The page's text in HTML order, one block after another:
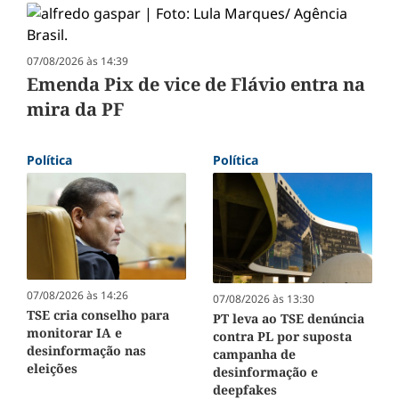
07/08/2026 às 14:39
Emenda Pix de vice de Flávio entra na
mira da PF
Política
07/08/2026 às 14:26
TSE cria conselho para
monitorar IA e
desinformação nas
eleições
Política
07/08/2026 às 13:30
PT leva ao TSE denúncia
contra PL por suposta
campanha de
desinformação e
deepfakes